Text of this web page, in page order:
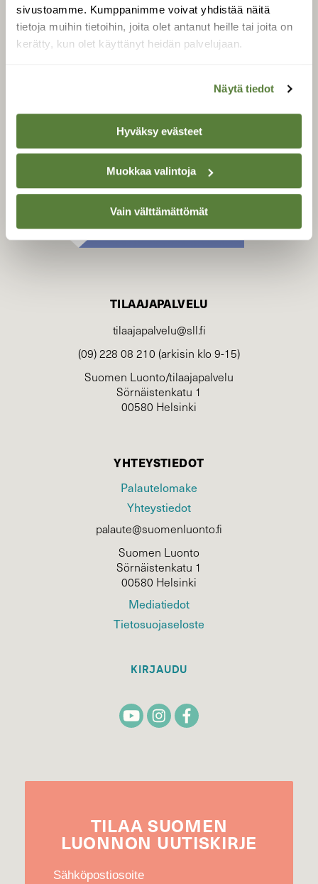
sivustoamme. Kumppanimme voivat yhdistää näitä
tietoja muihin tietoihin, joita olet antanut heille tai joita on
kerätty, kun olet käyttänyt heidän palvelujaan.
Näytä tiedot
Hyväksy evästeet
Muokkaa valintoja
Vain välttämättömät
SUOMEN LUONNON­
Suomen Luonto -lehden
luonnonsuojelu­liitto.
TILAAJAPALVELU
tilaajapalvelu@sll.fi
(09) 228 08 210 (arkisin klo 9-15)
Suomen Luonto/tilaajapalvelu
Sörnäistenkatu 1
00580 Helsinki
YHTEYSTIEDOT
Palautelomake
Yhteystiedot
palaute@suomenluonto.fi
Suomen Luonto
Sörnäistenkatu 1
00580 Helsinki
Mediatiedot
Tietosuojaseloste
KIRJAUDU
TILAA SUOMEN
LUONNON UUTIS­KIRJE
Sähköpostiosoite